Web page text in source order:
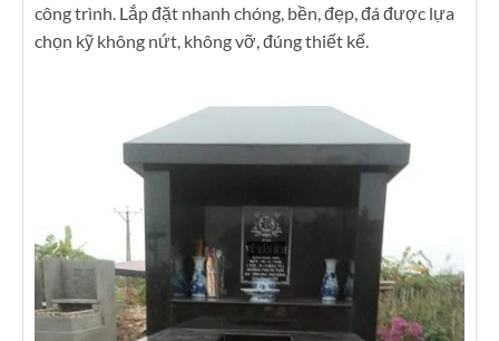
công trình. Lắp đặt nhanh chóng, bền, đẹp, đá được lựa
chọn kỹ không nứt, không vỡ, đúng thiết kế.